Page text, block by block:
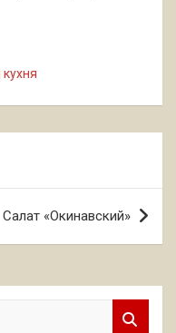
Салат «Окинавский»